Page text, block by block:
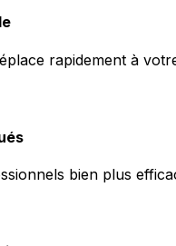
rapidement à
bien plus